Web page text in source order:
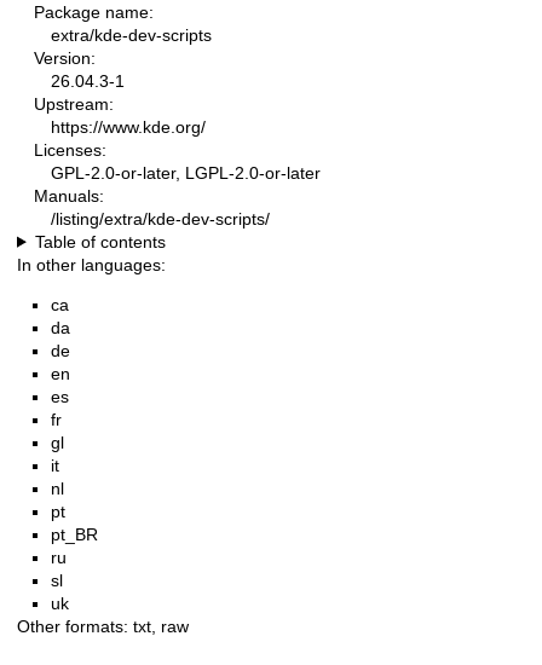
Package name:
extra/kde-dev-scripts
Version:
26.04.3-1
Upstream:
https://www.kde.org/
Licenses:
GPL-2.0-or-later, LGPL-2.0-or-later
Manuals:
/listing/extra/kde-dev-scripts/
Table of contents
In other languages:
ca
da
de
en
es
fr
gl
it
nl
pt
pt_BR
ru
sl
uk
Other formats: txt raw